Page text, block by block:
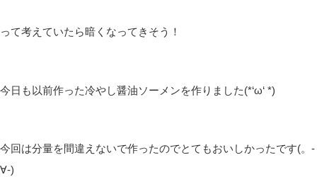
って考えていたら暗くなってきそう！
今日も以前作った冷やし醤油ソーメンを作りました(*‘ω‘ *)
今回は分量を間違えないで作ったのでとてもおいしかったです(。-
∀-)